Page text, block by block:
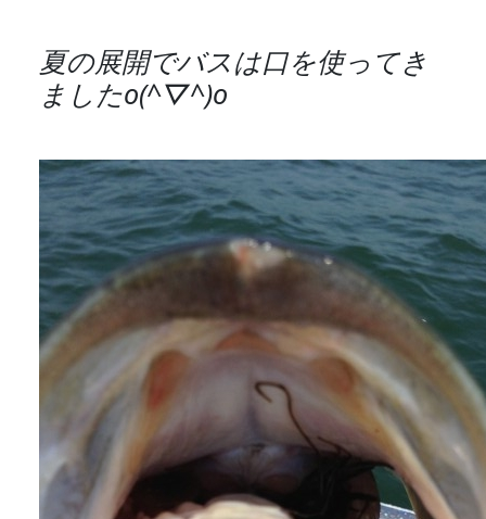
夏の展開でバスは口を使ってき
ましたo(^▽^)o